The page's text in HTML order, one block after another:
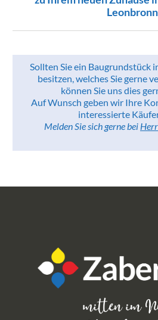
Sollten Sie ein Baugrundstück
besitzen, welches Sie gerne
können Sie uns dies
Auf Wunsch geben wir Ihre
interessierte
Melden Sie sich gerne bei